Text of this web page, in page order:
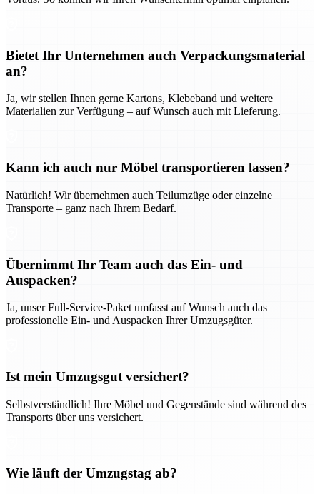
Bietet Ihr Unternehmen auch Verpackungsmaterial
an?
Ja, wir stellen Ihnen gerne Kartons, Klebeband und weitere
Materialien zur Verfügung – auf Wunsch auch mit Lieferung.
Kann ich auch nur Möbel transportieren lassen?
Natürlich! Wir übernehmen auch Teilumzüge oder einzelne
Transporte – ganz nach Ihrem Bedarf.
Übernimmt Ihr Team auch das Ein- und
Auspacken?
Ja, unser Full-Service-Paket umfasst auf Wunsch auch das
professionelle Ein- und Auspacken Ihrer Umzugsgüter.
Ist mein Umzugsgut versichert?
Selbstverständlich! Ihre Möbel und Gegenstände sind während des
Transports über uns versichert.
Wie läuft der Umzugstag ab?